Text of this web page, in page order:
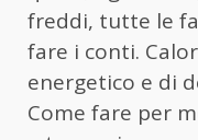
freddi, tutte le
fare i conti.
energetico e di
Come fare per